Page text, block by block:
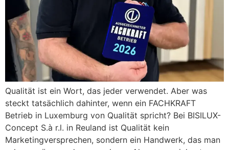
Qualität ist ein Wort, das jeder verwendet. Aber was
steckt tatsächlich dahinter, wenn ein FACHKRAFT
Betrieb in Luxemburg von Qualität spricht? Bei BISILUX-
Concept S.à r.l. in Reuland ist Qualität kein
Marketingversprechen, sondern ein Handwerk, das man